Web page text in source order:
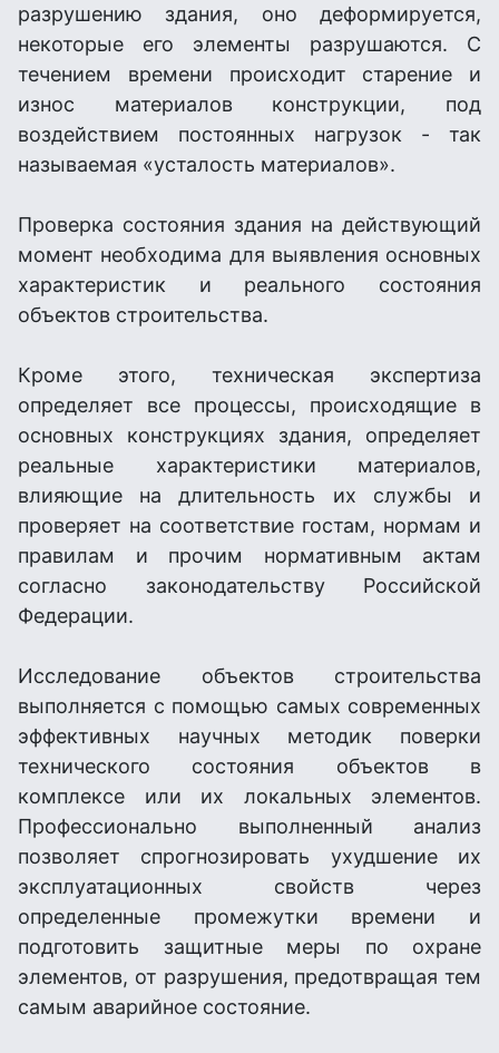
разрушению здания, оно деформируется,
некоторые его элементы разрушаются. С
течением времени происходит старение и
износ материалов конструкции, под
воздействием постоянных нагрузок - так
называемая «усталость материалов».
Проверка состояния здания на действующий
момент необходима для выявления основных
характеристик и реального состояния
объектов cтроительства.
Кроме этого, техническая экспертиза
определяет все процессы, происходящие в
основных конструкциях здания, определяет
реальные характеристики материалов,
влияющие на длительность их службы и
проверяет на соответствие гостам, нормам и
правилам и прочим нормативным актам
согласно законодательству Российской
Федерации.
Исследование объектов строительства
выполняется с помощью самых современных
эффективных научных методик поверки
технического состояния объектов в
комплексе или их локальных элементов.
Профессионально выполненный анализ
позволяет спрогнозировать ухудшение их
эксплуатационных свойств через
определенные промежутки времени и
подготовить защитные меры по охране
элементов, от разрушения, предотвращая тем
самым аварийное состояние.